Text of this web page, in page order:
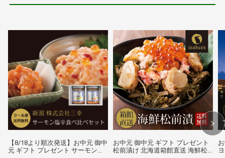
【8/18より順次発送】お中元 御中
元 ギフト プレゼント サーモン塩
お中元 御中元 ギフト プレゼント
松前漬け 北海道箱館直送 海鮮松